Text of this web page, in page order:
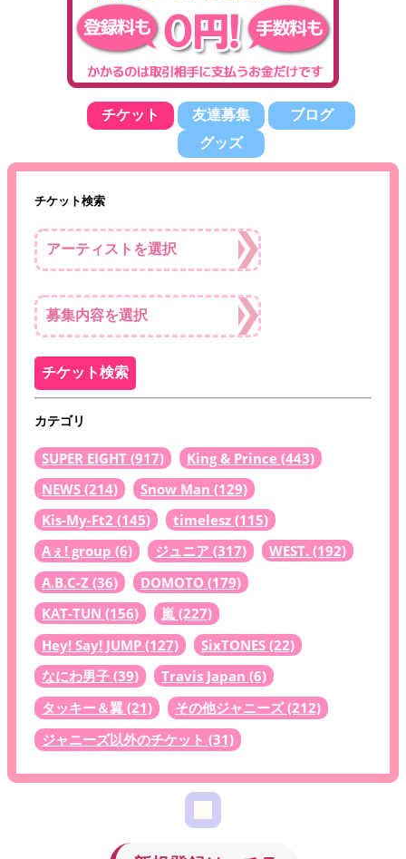
チケット 友達募集
ブログ
グッズ
チケット検索
カテゴリ
SUPER EIGHT (917) King & Prince (443)
NEWS (214) Snow Man (129)
Kis-My-Ft2 (145) timelesz (115)
Aぇ! group (6) ジュニア (317) WEST. (192)
A.B.C-Z (36) DOMOTO (179)
KAT-TUN (156) 嵐 (227)
Hey! Say! JUMP (127) SixTONES (22)
なにわ男子 (39) Travis Japan (6)
タッキー＆翼 (21) その他ジャニーズ(212)
ジャニーズ以外のチケット (31)